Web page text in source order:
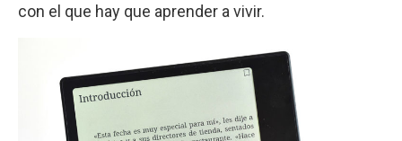
con el que hay que aprender a vivir.